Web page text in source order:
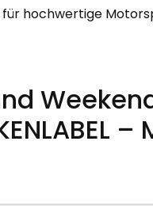
hochwertige
–